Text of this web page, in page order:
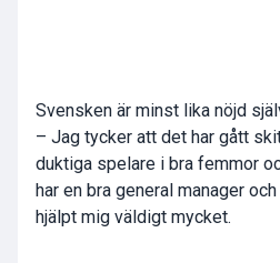
Svensken är minst lika nöjd
– Jag tycker att det har gått
duktiga spelare i bra femmor
har en bra general manager
hjälpt mig väldigt mycket.